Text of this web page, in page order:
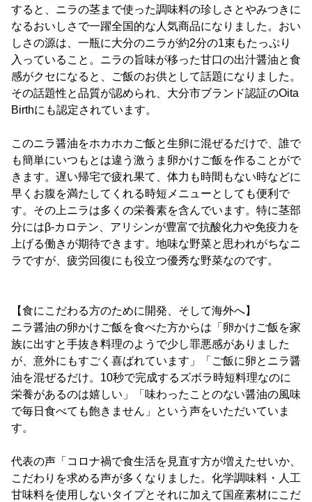
すると、ニラの茎まで使った調味料の珍しさとやみつきに
なるおいしさで一躍全国的な人気商品になりました。おい
しさの源は、一瓶に大分のニラが約2分の1束もたっぷり
入っていること。ニラの旨味が移った甘口の出汁醤油と食
感がクセになると、ご飯のお供として話題になりました。
その話題性と品質が認められ、大分市ブランド認証のOita
Birthにも認定されています。
このニラ醤油をホカホカご飯と生卵に混ぜるだけで、誰で
も簡単にいつもとは違う激うま卵かけご飯を作ることがで
きます。遅い帰宅で疲れ果て、体力も時間もない時などに
早くお腹を満たしてくれる時短メニューとしても便利で
す。その上ニラは多くの栄養素を含んでいます。特に茎部
分にはβ-カロテン、アリシンが豊富で抗酸化力や免疫力を
上げる働きが期待できます。地味な野菜と思われがちなニ
ラですが、疲労回復にも役立つ優秀な野菜なのです。
【食にこだわる方のために開発、そして海外へ】
ニラ醤油の卵かけご飯を食べた方からは「卵かけご飯を家
族に出すと手抜き料理のようで少し罪悪感がありました
が、意外にもすごく喜ばれています」「ご飯に卵とニラ醤
油を混ぜるだけ。10秒で完成するズボラ時短料理なのに
栄養があるのは嬉しい」「味わったことのない醤油の風味
で毎日食べても飽きません」という声をいただいていま
す。
代表の声「コロナ禍で食生活を見直す方が増えたせいか、
こだわりを求める声が多くなりました。化学調味料・人工
甘味料を使用しないタイプとそれに加えて国産素材にこだ